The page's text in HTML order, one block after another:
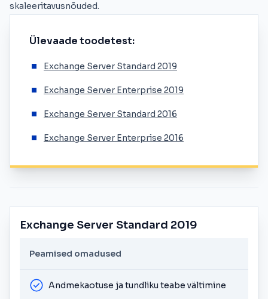
skaleeritavusnõuded.
Ülevaade toodetest:
Exchange Server Standard 2019
Exchange Server Enterprise 2019
Exchange Server Standard 2016
Exchange Server Enterprise 2016
Exchange Server Standard 2019
Peamised omadused
Andmekaotuse ja tundliku teabe vältimine